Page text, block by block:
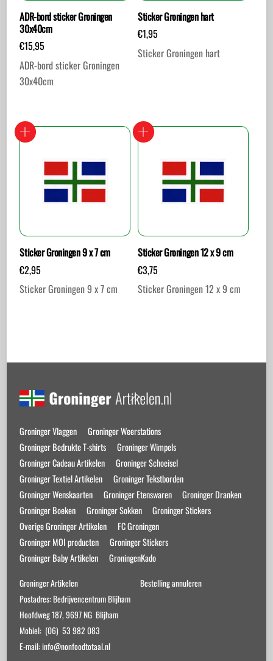
ADR-bord sticker Groningen
30x40cm
€15,95
ADR-bord sticker Groningen
30x40cm
Sticker Groningen hart
€1,95
Sticker Groningen hart
Sticker Groningen 9 x 7 cm
€2,95
Sticker Groningen 9 x 7 cm
Sticker Groningen 12 x 9 cm
€3,75
Sticker Groningen 12 x 9 cm
Back
Top
Groninger Vlaggen
Groninger Weerstations
Groninger Bedrukte T-shirts
Groninger Wimpels
Groninger Cadeau Artikelen
Groninger Schoeisel
Groninger Textiel Artikelen
Groninger Tekstborden
Groninger Wenskaarten
Groninger Etenswaren
Groninger Dranken
Groninger Boeken
Groninger Sokken
Groninger Stickers
Overige Groninger Artikelen
FC Groningen
Groninger MOI producten
Groninger Stickers
Groninger Baby Artikelen
GroningenKado
Groninger Artikelen
Postadres: Bedrijvencentrum Blijham
Hoofdweg 187, 9697 NG Blijham
Mobiel: (06) 53 982 083
E-mail: info@nonfoodtotaal.nl
Bestelling annuleren